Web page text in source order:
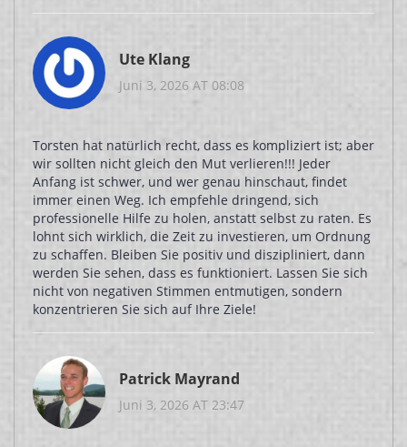
Ute Klang
Juni 3, 2026 AT 08:08
Torsten hat natürlich recht, dass es kompliziert ist; aber
wir sollten nicht gleich den Mut verlieren!!! Jeder
Anfang ist schwer, und wer genau hinschaut, findet
immer einen Weg. Ich empfehle dringend, sich
professionelle Hilfe zu holen, anstatt selbst zu raten. Es
lohnt sich wirklich, die Zeit zu investieren, um Ordnung
zu schaffen. Bleiben Sie positiv und diszipliniert, dann
werden Sie sehen, dass es funktioniert. Lassen Sie sich
nicht von negativen Stimmen entmutigen, sondern
konzentrieren Sie sich auf Ihre Ziele!
Patrick Mayrand
Juni 3, 2026 AT 23:47